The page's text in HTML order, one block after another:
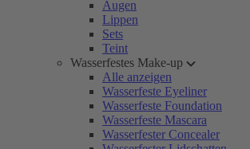
Augen
Lippen
Sets
Teint
Wasserfestes Make-up
Alle anzeigen
Wasserfeste Eyeliner
Wasserfeste Foundation
Wasserfeste Mascara
Wasserfester Concealer